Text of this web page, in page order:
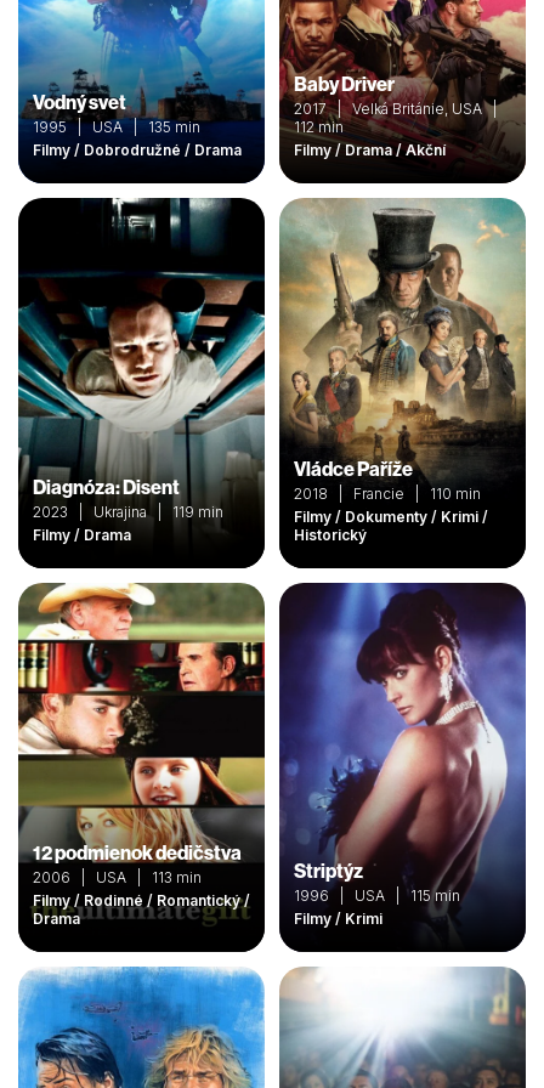
Vodný svet
1995 | USA | 135 min
Filmy / Dobrodružné / Drama
Baby Driver
2017 | Velká Británie, USA |
112 min
Filmy / Drama / Akční
Diagnóza: Disent
2023 | Ukrajina | 119 min
Filmy / Drama
Vládce Paříže
2018 | Francie | 110 min
Filmy / Dokumenty / Krimi /
Historický
12 podmienok dedičstva
2006 | USA | 113 min
Filmy / Rodinné / Romantický /
Drama
Striptýz
1996 | USA | 115 min
Filmy / Krimi